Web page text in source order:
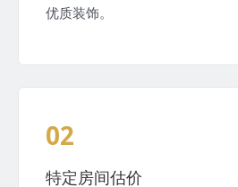
优质装饰。
02
特定房间估价